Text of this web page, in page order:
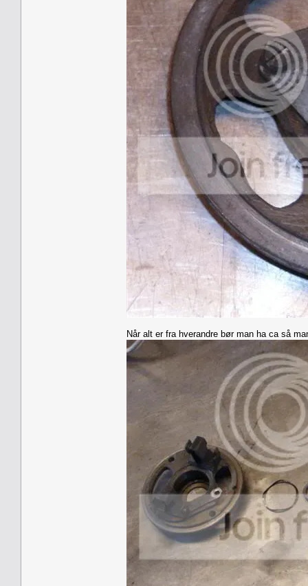
Når alt er fra hverandre bør man ha ca så